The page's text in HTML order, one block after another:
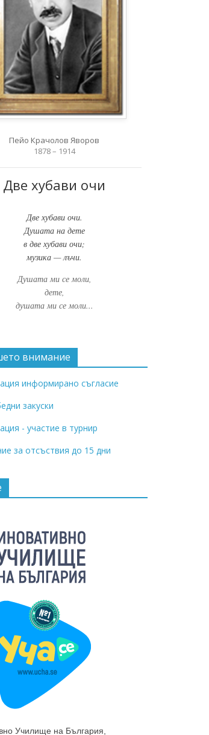
Пейо Крачолов Яворов
1878 – 1914
Две хубави очи
Две хубави очи.
Душата на дете
в две хубави очи;
музика — лъчи.
Душата ми се моли,
дете,
душата ми се моли...
внимание
информирано съгласие
закуски
- участие в турнир
за отсъствия до 15 дни